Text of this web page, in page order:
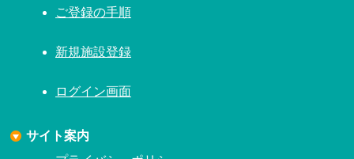
ご登録の手順
新規施設登録
ログイン画面
サイト案内